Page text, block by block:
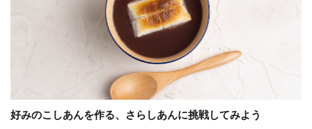
好みのこしあんを作る、さらしあんに挑戦してみよう